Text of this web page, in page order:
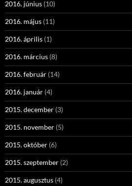
2016. június (10)
2016. május (11)
2016. április (1)
2016. március (8)
2016. február (14)
2016. január (4)
2015. december (3)
2015. november (5)
2015. október (6)
2015. szeptember (2)
2015. augusztus (4)